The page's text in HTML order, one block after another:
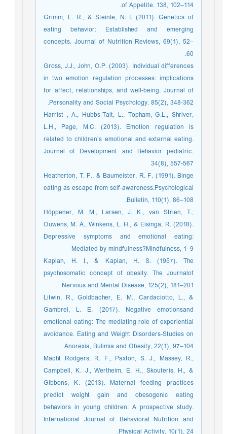
of Appetite. 138, 102–114.
Grimm, E. R., & Steinle, N. I. (2011). Genetics of
eating behavior: Established and emerging
concepts. Journal of Nutrition Reviews, 69(1), 52–
60.
Gross, J.J., John, O.P. (2003). Individual differences
in two emotion regulation processes: implications
for affect, relationships, and well-being. Journal of
Personality and Social Psychology. 85(2), 348-362.
Harrist , A., Hubbs-Tait, L., Topham, G.L., Shriver,
L.H., Page, M.C. (2013). Emotion regulation is
related to children’s emotional and external eating.
Journal of Development and Behavior pediatric.
34(8), 557-567
Heatherton, T. F., & Baumeister, R. F. (1991). Binge
eating as escape from self-awareness.Psychological
Bulletin, 110(1), 86–108.
Höppener, M. M., Larsen, J. K., van Strien, T.,
Ouwens, M. A., Winkens, L. H., & Eisinga, R. (2018).
Depressive symptoms and emotional eating:
Mediated by mindfulness?Mindfulness, 1–9
Kaplan, H. I., & Kaplan, H. S. (1957). The
psychosomatic concept of obesity. The Journalof
Nervous and Mental Disease, 125(2), 181–201
Litwin, R., Goldbacher, E. M., Cardaciotto, L., &
Gambrel, L. E. (2017). Negative emotionsand
emotional eating: The mediating role of experiential
avoidance. Eating and Weight Disorders-Studies on
Anorexia, Bulimia and Obesity, 22(1), 97–104
Macht Rodgers, R. F., Paxton, S. J., Massey, R.,
Campbell, K. J., Wertheim, E. H., Skouteris, H., &
Gibbons, K. (2013). Maternal feeding practices
predict weight gain and obesogenic eating
behaviors in young children: A prospective study.
International Journal of Behavioral Nutrition and